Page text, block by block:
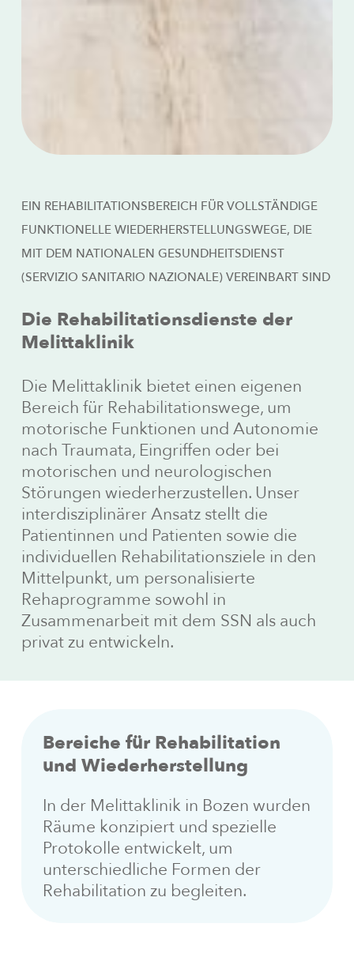
EIN REHABILITATIONSBEREICH FÜR VOLLSTÄNDIGE
FUNKTIONELLE WIEDERHERSTELLUNGSWEGE, DIE
MIT DEM NATIONALEN GESUNDHEITSDIENST
(SERVIZIO SANITARIO NAZIONALE) VEREINBART SIND
Die Rehabilitationsdienste der
Melittaklinik
Die Melittaklinik bietet einen eigenen
Bereich für Rehabilitationswege, um
motorische Funktionen und Autonomie
nach Traumata, Eingriffen oder bei
motorischen und neurologischen
Störungen wiederherzustellen. Unser
interdisziplinärer Ansatz stellt die
Patientinnen und Patienten sowie die
individuellen Rehabilitationsziele in den
Mittelpunkt, um personalisierte
Rehaprogramme sowohl in
Zusammenarbeit mit dem SSN als auch
privat zu entwickeln.
Bereiche für Rehabilitation
und Wiederherstellung
In der Melittaklinik in Bozen wurden
Räume konzipiert und spezielle
Protokolle entwickelt, um
unterschiedliche Formen der
Rehabilitation zu begleiten.